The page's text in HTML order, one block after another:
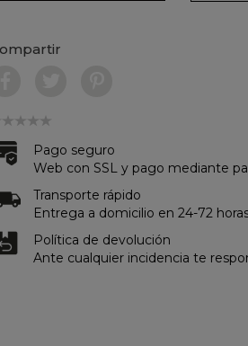
Pago seguro
Web con SSL y pago mediante
Transporte rápido
Entrega a domicilio en 24-72
Política de devolución
Ante cualquier incidencia te